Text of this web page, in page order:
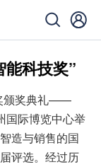
能科技奖”
颁奖典礼——
国际博览中心举
造与销售的国
评选。经过历